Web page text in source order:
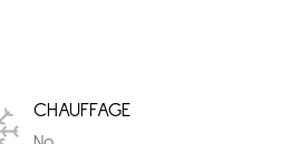
CHAUFFAGE